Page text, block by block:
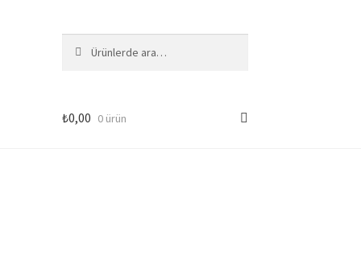
₺0,00 0 ürün